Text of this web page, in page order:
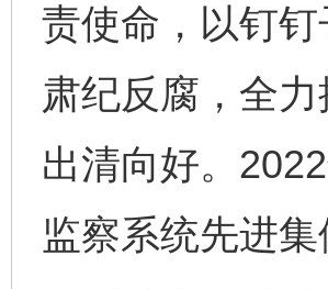
责使命，以钉
肃纪反腐，全
出清向好。
监察系统先进集